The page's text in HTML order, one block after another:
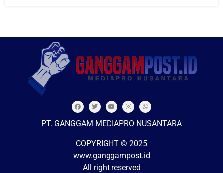
PT. GANGGAM MEDIAPRO NUSANTARA
COPYRIGHT © 2025
www.ganggampost.id
All right reserved